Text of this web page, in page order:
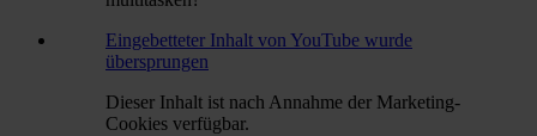
Eingebetteter Inhalt von YouTube wurde
übersprungen
Dieser Inhalt ist nach Annahme der Marketing-
Cookies verfügbar.